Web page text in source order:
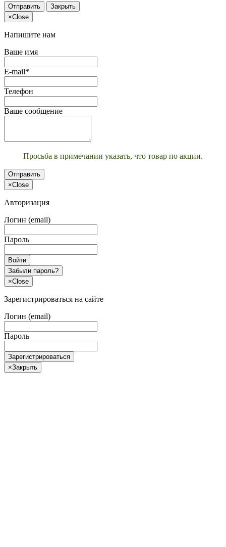
Отправить
Закрыть
×Close
Напишите нам
Ваше имя
E-mail*
Телефон
Ваше сообщение
Просьба в примечании указать, что товар по акции.
Отправить
×Close
Авторизация
Логин (email)
Пароль
Войти
Забыли пароль?
×Close
Зарегистрироваться на сайте
Логин (email)
Пароль
Зарегистрироваться
×Закрыть